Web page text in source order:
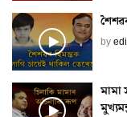
by
মামা